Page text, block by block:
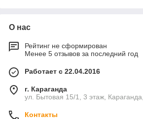
О нас
Рейтинг не сформирован
Менее 5 отзывов за последний год
Работает с 22.04.2016
г. Караганда
ул. Бытовая 15/1, 3 этаж,
Контакты